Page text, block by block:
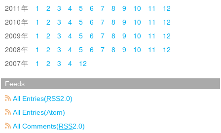
2011
1 2 3 4 5 6 7 8 9 10 11
12
2010
1 2 3 4 5 6 7 8 9 10 11
12
2009
1 2 3 4 5 6 7 8 9 10 11
12
2008
1 2 3 4 5 6 7 8 9 10 11
12
2007
1 2 3 4 12
Feeds
All Entries(RSS2.0)
All Entries(Atom)
All Comments(RSS2.0)